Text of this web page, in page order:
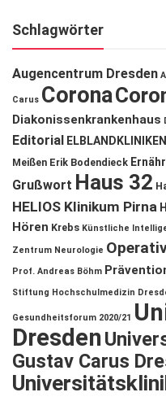
Schlagwörter
Augencentrum Dresden
Carus Corona
Diakonissenkrankenhaus
Editorial ELBLANDKLINIKEN
Meißen Erik Bodendieck
Grußwort Haus 32
HELIOS Klinikum Pirna
Hören Krebs Künstliche
Zentrum Neurologie
Prof. Andreas Böhm
Stiftung Hochschulmedizin
Gesundheitsforum 2020/21
Dresden
Gustav Carus